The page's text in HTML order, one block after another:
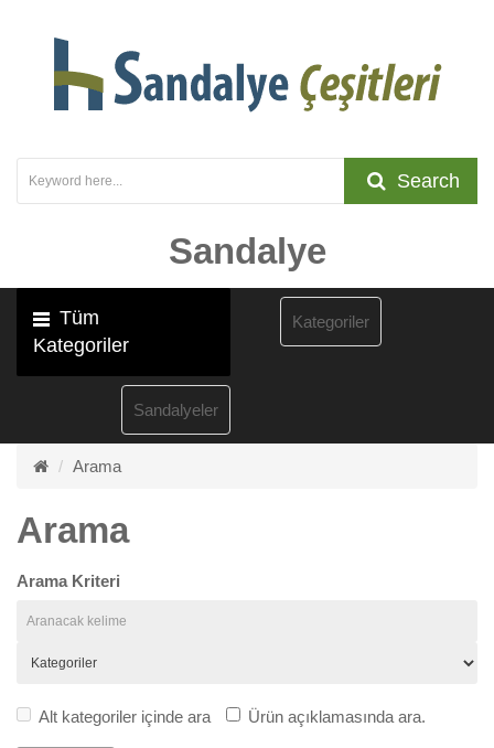
Search
Sandalye
Tüm
Kategoriler
Sandalyeler
Kategoriler
Arama
Arama
Arama Kriteri
Alt kategoriler içinde ara Ürün açıklamasında ara.